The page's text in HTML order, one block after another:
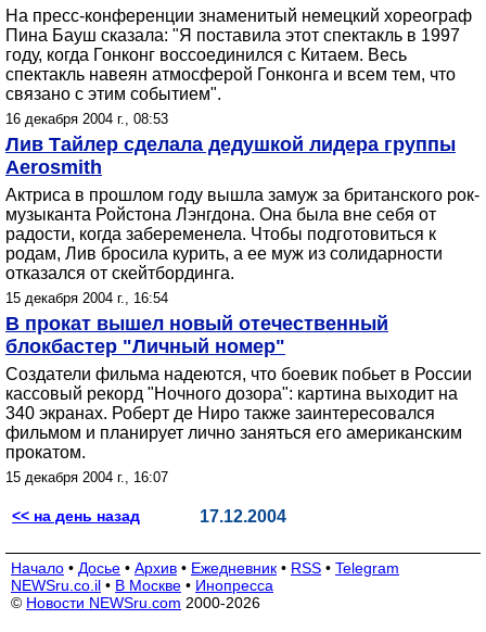
На пресс-конференции знаменитый немецкий хореограф
Пина Бауш сказала: "Я поставила этот спектакль в 1997
году, когда Гонконг воссоединился с Китаем. Весь
спектакль навеян атмосферой Гонконга и всем тем, что
связано с этим событием".
16 декабря 2004 г., 08:53
Лив Тайлер сделала дедушкой лидера группы
Aerosmith
Актриса в прошлом году вышла замуж за британского рок-
музыканта Ройстона Лэнгдона. Она была вне себя от
радости, когда забеременела. Чтобы подготовиться к
родам, Лив бросила курить, а ее муж из солидарности
отказался от скейтбординга.
15 декабря 2004 г., 16:54
В прокат вышел новый отечественный
блокбастер "Личный номер"
Создатели фильма надеются, что боевик побьет в России
кассовый рекорд "Ночного дозора": картина выходит на
340 экранах. Роберт де Ниро также заинтересовался
фильмом и планирует лично заняться его американским
прокатом.
15 декабря 2004 г., 16:07
<< на день назад 17.12.2004
Начало • Досье • Архив • Ежедневник • RSS • Telegram
NEWSru.co.il • В Москве • Инопресса
© Новости NEWSru.com 2000-2026